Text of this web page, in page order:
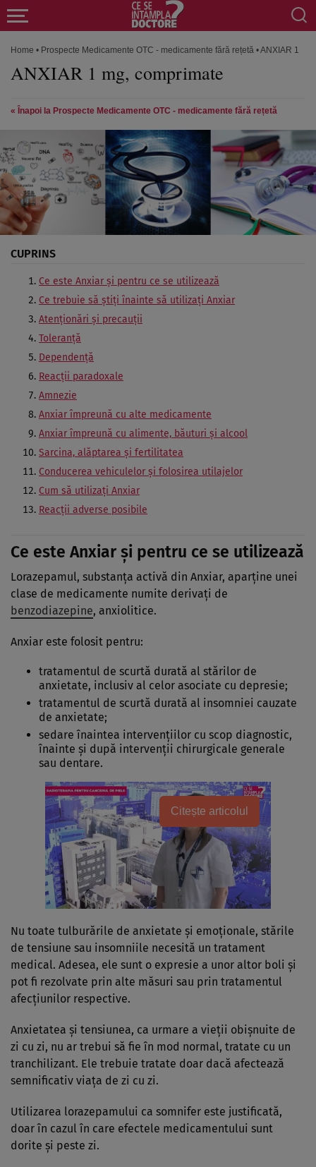
Home • Prospecte Medicamente OTC - medicamente fără rețetă •ANXIAR 1
ANXIAR 1 mg, comprimate
« Înapoi la Prospecte Medicamente OTC - medicamente fără rețetă
CUPRINS
Ce este Anxiar şi pentru ce se utilizează
Ce trebuie să ştiţi înainte să utilizaţi Anxiar
Atenționări și precauții
Toleranţă
Dependenţă
Reacţii paradoxale
Amnezie
Anxiar împreună cu alte medicamente
Anxiar împreună cu alimente, băuturi și alcool
Sarcina, alăptarea și fertilitatea
Conducerea vehiculelor şi folosirea utilajelor
Cum să utilizați Anxiar
Reacții adverse posibile
Ce este Anxiar şi pentru ce se utilizează
Lorazepamul, substanţa activă din Anxiar, aparţine unei
clase de medicamente numite derivaţi de
benzodiazepine, anxiolitice.
Anxiar este folosit pentru:
tratamentul de scurtă durată al stărilor de
anxietate, inclusiv al celor asociate cu depresie;
tratamentul de scurtă durată al insomniei cauzate
de anxietate;
sedare înaintea intervenţiilor cu scop diagnostic,
înainte şi după intervenţii chirurgicale generale
sau dentare.
Citește articolul
Nu toate tulburările de anxietate şi emoţionale, stările
de tensiune sau insomniile necesită un tratament
medical. Adesea, ele sunt o expresie a unor altor boli şi
pot fi rezolvate prin alte măsuri sau prin tratamentul
afecţiunilor respective.
Anxietatea şi tensiunea, ca urmare a vieţii obişnuite de
zi cu zi, nu ar trebui să fie în mod normal, tratate cu un
tranchilizant. Ele trebuie tratate doar dacă afectează
semnificativ viaţa de zi cu zi.
Utilizarea lorazepamului ca somnifer este justificată,
doar în cazul în care efectele medicamentului sunt
dorite şi peste zi.